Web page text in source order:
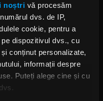
noștri vă procesăm
dvs. de IP,
cookie, pentru a
dispozitivul dvs., cu
conținut personalizate,
informații despre
Puteți alege cine și cu
și metal:
Rundle concertează la
Castle 2023
IULIE 2023